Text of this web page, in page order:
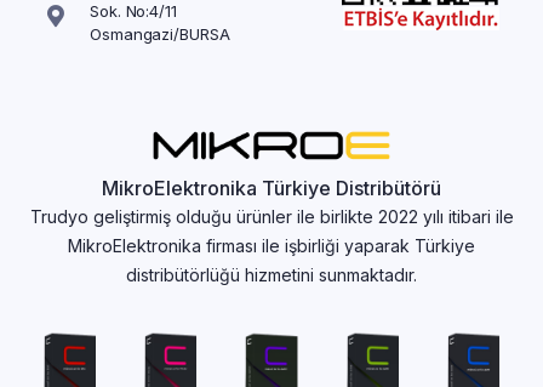
Sok. No:4/11
Osmangazi/BURSA
MikroElektronika Türkiye Distribütörü
Trudyo geliştirmiş olduğu ürünler ile birlikte 2022 yılı itibari ile
MikroElektronika firması ile işbirliği yaparak Türkiye
distribütörlüğü hizmetini sunmaktadır.